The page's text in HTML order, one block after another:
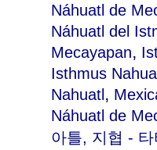
Náhuatl de
Náhuatl del
Mecayapan,
Isthmus
Nahuatl,
Náhuatl de
아틀, 지협 -